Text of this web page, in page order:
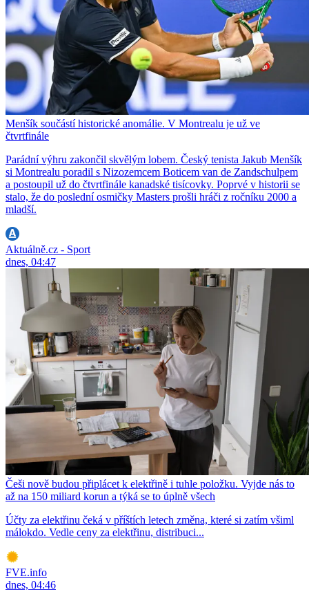
Menšík součástí historické anomálie. V Montrealu je už ve
čtvrtfinále
Parádní výhru zakončil skvělým lobem. Český tenista Jakub Menšík
si Montrealu poradil s Nizozemcem Boticem van de Zandschulpem
a postoupil už do čtvrtfinále kanadské tisícovky. Poprvé v historii se
stalo, že do poslední osmičky Masters prošli hráči z ročníku 2000 a
mladší.
Aktuálně.cz - Sport
dnes, 04:47
Češi nově budou připlácet k elektřině i tuhle položku. Vyjde nás to
až na 150 miliard korun a týká se to úplně všech
Účty za elektřinu čeká v příštích letech změna, které si zatím všiml
málokdo. Vedle ceny za elektřinu, distribuci...
FVE.info
dnes, 04:46